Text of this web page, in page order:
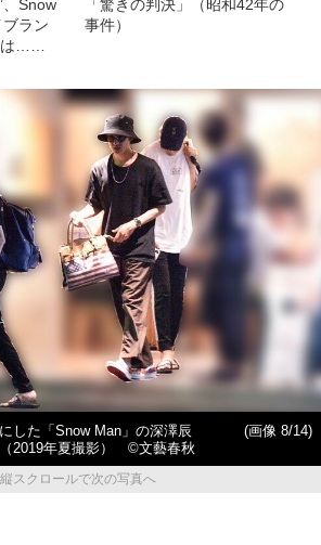
、Snow
ラン
は……
「驚きの判決」（昭和42年の
事件）
した「Snow Man」の深澤辰
2019年夏撮影） ©文藝春秋
(画像 8/14)
縦スクロールで次の写真へ